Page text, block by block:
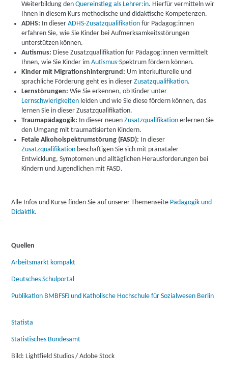
Weiterbildung denQuereinstieg als Lehrer:in. Hierfür vermitteln wir
Ihnen in diesem Kurs methodische und didaktische Kompetenzen.
ADHS: In dieserADHS-Zusatzqualifikation für Pädagog:innen
erfahren Sie, wie Sie Kinder bei Aufmerksamkeitsstörungen
unterstützen können.
Autismus: Diese Zusatzqualifikation für Pädagog:innen vermittelt
Ihnen, wie Sie Kinder imAutismus-Spektrum fördern können.
Kinder mit Migrationshintergrund: Um interkulturelle und
sprachliche Förderung geht es in dieserZusatzqualifikation.
Lernstörungen: Wie Sie erkennen, ob Kinder unter
Lernschwierigkeiten leiden und wie Sie diese fördern können, das
lernen Sie in dieser Zusatzqualifikation.
Traumapädagogik: In dieser neuenZusatzqualifikation erlernen Sie
den Umgang mit traumatisierten Kindern.
Fetale Alkoholspektrumstörung (FASD): In dieser
Zusatzqualifikation beschäftigen Sie sich mit pränataler
Entwicklung, Symptomen und alltäglichen Herausforderungen bei
Kindern und Jugendlichen mit FASD.
Alle Infos und Kurse finden Sie auf unserer Themenseite Pädagogik und
Didaktik.
Quellen
Arbeitsmarkt kompakt
Deutsches Schulportal
Publikation BMBFSFJ und Katholische Hochschule für Sozialwesen Berlin
Statista
Statistisches Bundesamt
Bild: Lightfield Studios / Adobe Stock